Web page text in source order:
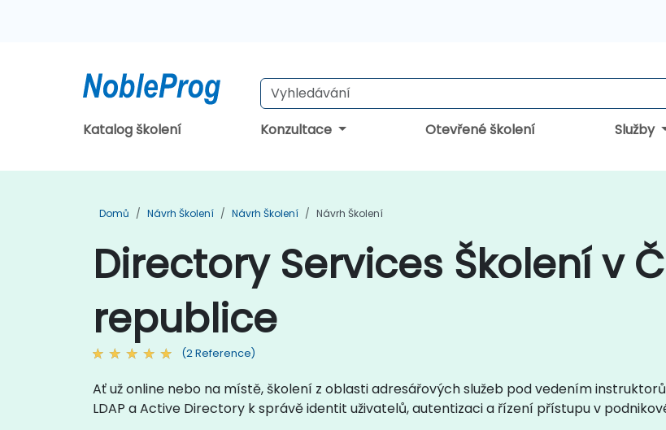
Katalog školení Konzultace Otevřené školení Služby
Domů Návrh Školení Návrh Školení Návrh Školení
Directory Services Školení v
republice
(2 Reference)
Ať už online nebo na místě, školení z oblasti adresářových služeb pod vedením
LDAP a Active Directory k správě identit uživatelů, autentizaci a řízení přístupu v